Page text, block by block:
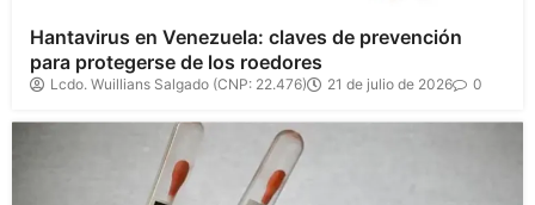
Hantavirus en Venezuela: claves de prevención
para protegerse de los roedores
Lcdo. Wuillians Salgado (CNP: 22.476) 21 de julio de 2026 0